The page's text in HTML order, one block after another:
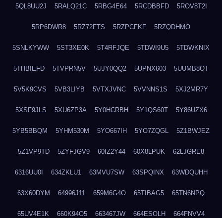
5QL8UU2J 5RALQ21C 5RBG4E64 5RCDBBFD 5ROV8T2I
5RP6DWR8 5RZ72FTS 5RZPCFKF 5RZQDHMO
5SNLKYWW 5ST3XE0K 5T4RFJQE 5TDWI9U5 5TDWKNIX
5THBIEFD 5TVPRN5V 5UJY0QQ2 5UPNX603 5UUMB8OT
5V5K9CVS 5VB3LIYB 5VTXJVNC 5VVNNS1S 5XJ2MR7Y
5XSF9JLS 5XU6ZP3A 5Y0HCRBH 5Y1QS60T 5Y86UZX6
5YB5BBQM 5YHM530M 5YO667IH 5YO7ZQGL 5Z1BWJEZ
5Z1VP9TD 5ZYFJGV9 60IZ2Y44 60X8LPUK 62LJGRE8
6316UU0I 634ZKLU1 63MVU7SW 63SPQINX 63WDQUHH
63X60DYM 64996J11 659M6G4O 65TIBAG5 65TN6NPQ
65UV4E1K 660K94O5 663467JW 664ESOLH 664FNVV4